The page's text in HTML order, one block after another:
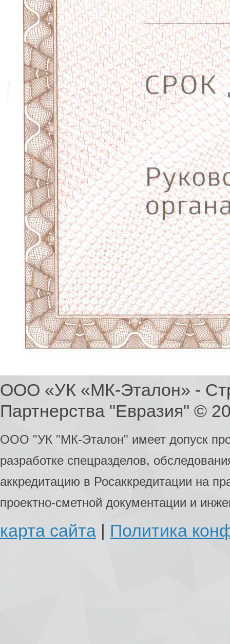
ООО «УК «МК-Эталон» -
Партнерства "Евразия" ©
ООО "УК "МК-Эталон" имеет допуск
разработке спецразделов,
аккредитацию в Росаккредитации на
проектно-сметной документации и
карта сайта Политика